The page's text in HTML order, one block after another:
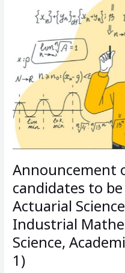
Announcement
candidates to
Actuarial
Industrial
Science,
1)
eligible
candidates
be
interviewed:
B.Sc.
Actuarial
And
B.Sc.
Industrial
Mathematics
And
Data
Science,
Academic